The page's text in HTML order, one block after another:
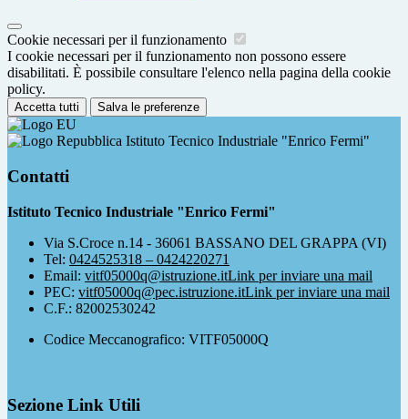
Cookie necessari per il funzionamento
I cookie necessari per il funzionamento non possono essere
disabilitati. È possibile consultare l'elenco nella pagina della cookie
policy.
Accetta tutti Salva le preferenze
Istituto Tecnico Industriale "Enrico Fermi"
Contatti
Istituto Tecnico Industriale "Enrico Fermi"
Via S.Croce n.14 - 36061 BASSANO DEL GRAPPA (VI)
Tel: 0424525318 – 0424220271
Email: vitf05000q@istruzione.itLink per inviare una mail
PEC: vitf05000q@pec.istruzione.itLink per inviare una mail
C.F.: 82002530242
Codice Meccanografico: VITF05000Q
Sezione Link Utili